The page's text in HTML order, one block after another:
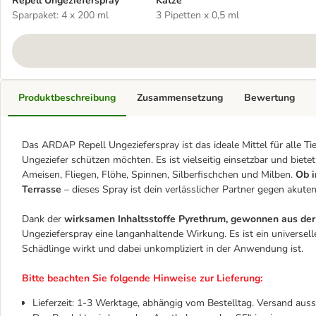
Sparpaket: 4 x 200 ml
3 Pipetten x 0,5 ml
Produktbeschreibung
Das ARDAP Repell Ungezieferspray ist das ideale Mittel für alle
Ungeziefer schützen möchten. Es ist vielseitig einsetzbar und
Ameisen, Fliegen, Flöhe, Spinnen, Silberfischchen und Milben. Ob
Terrasse – dieses Spray ist dein verlässlicher Partner gegen
Dank der wirksamen Inhaltsstoffe Pyrethrum, gewonnen aus
Ungezieferspray eine langanhaltende Wirkung. Es ist ein
Schädlinge wirkt und dabei unkompliziert in der Anwendung ist.
Bitte beachten Sie folgende Hinweise zur Lieferung:
Lieferzeit: 1-3 Werktage, abhängig vom Bestelltag. Versand
Zusammensetzung Bewertung